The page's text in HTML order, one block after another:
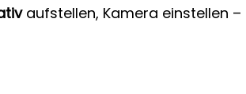
aufstellen, Kamera einstellen –